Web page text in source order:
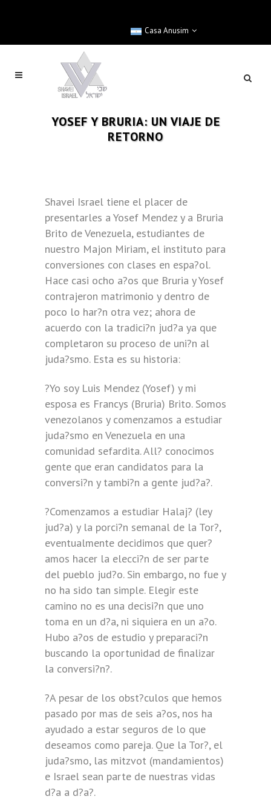
Casa Anusim
YOSEF Y BRURIA: UN VIAJE DE
RETORNO
Shavei Israel tiene el placer de
presentarles a Yosef Mendez y a Bruria
Brito de Venezuela, estudiantes de
nuestro Majon Miriam, el instituto para
conversiones con clases en espa?ol.
Hace casi ocho a?os que Bruria y Yosef
contrajeron matrimonio y dentro de
poco lo har?n otra vez; ahora de
acuerdo con la tradici?n jud?a ya que
completaron su proceso de uni?n al
juda?smo. Esta es su historia:
?Yo soy Luis Mendez (Yosef) y mi
esposa es Francys (Bruria) Brito. Somos
venezolanos y comenzamos a estudiar
juda?smo en Venezuela en una
comunidad sefardita. All? conocimos
gente que eran candidatos para la
conversi?n y tambi?n a gente jud?a?.
?Comenzamos a estudiar Halaj? (ley
jud?a) y la porci?n semanal de la Tor?,
eventualmente decidimos que quer?
amos hacer la elecci?n de ser parte
del pueblo jud?o. Sin embargo, no fue y
no ha sido tan simple. Elegir este
camino no es una decisi?n que uno
toma en un d?a, ni siquiera en un a?o.
Hubo a?os de estudio y preparaci?n
buscando la oportunidad de finalizar
la conversi?n?.
?A pesar de los obst?culos que hemos
pasado por mas de seis a?os, nos ha
ayudado a estar seguros de lo que
deseamos como pareja. Que la Tor?, el
juda?smo, las mitzvot (mandamientos)
e Israel sean parte de nuestras vidas
d?a a d?a?.